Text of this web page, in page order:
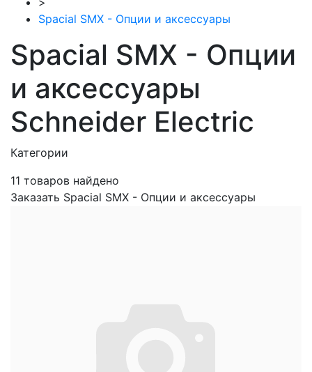
Spacial SMX - Опции и аксессуары
Spacial SMX - Опции
и аксессуары
Schneider Electric
Категории
11 товаров найдено
Заказать Spacial SMX - Опции и аксессуары